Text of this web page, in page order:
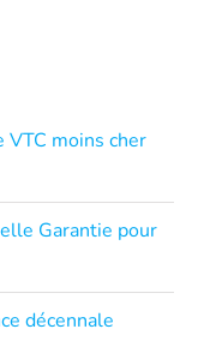
VTC moins cher
Garantie pour
décennale